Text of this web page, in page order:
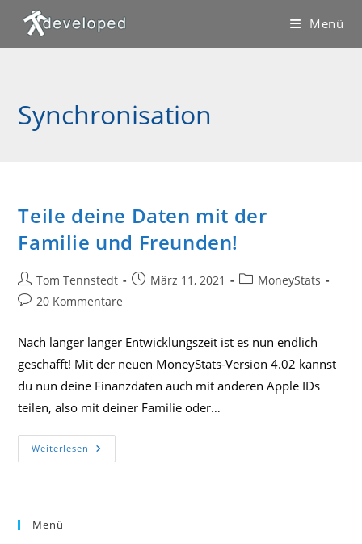
Inhalt
springen
Menü
Synchronisation
Teile deine Daten mit der
Familie und Freunden!
Beitrags-
Autor:
Tom Tennstedt
BeitragMärz 11, 2021
Beitrags-
MoneyStats
Beitrags-
20 Kommentare
Nach langer langer Entwicklungszeit ist es nun endlich
geschafft! Mit der neuen MoneyStats-Version 4.02 kannst
du nun deine Finanzdaten auch mit anderen Apple IDs
teilen, also mit deiner Familie oder…
Weiterlesen Teile
Deine
Menü